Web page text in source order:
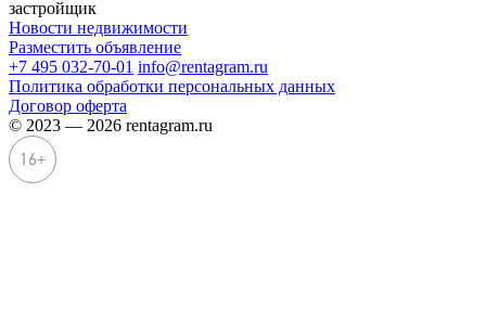
застройщик
Новости недвижимости
Разместить объявление
+7 495 032-70-01 info@rentagram.ru
Политика обработки персональных данных
Договор оферта
© 2023 — 2026 rentagram.ru